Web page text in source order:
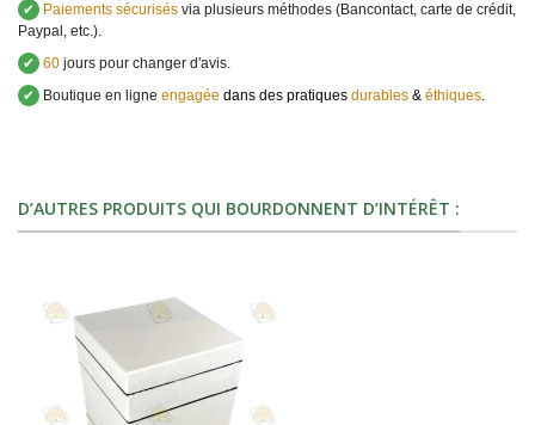
✔
Paiements sécurisés via plusieurs méthodes (Bancontact, carte de crédit,
Paypal, etc.).
✔ 60 jours pour changer d'avis.
✔
Boutique en ligne engagée dans des pratiques durables & éthiques.
D’AUTRES PRODUITS QUI BOURDONNENT D’INTÉRÊT :